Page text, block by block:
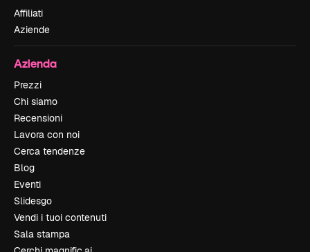
Affiliati
Aziende
Azienda
Prezzi
Chi siamo
Recensioni
Lavora con noi
Cerca tendenze
Blog
Eventi
Slidesgo
Vendi i tuoi contenuti
Sala stampa